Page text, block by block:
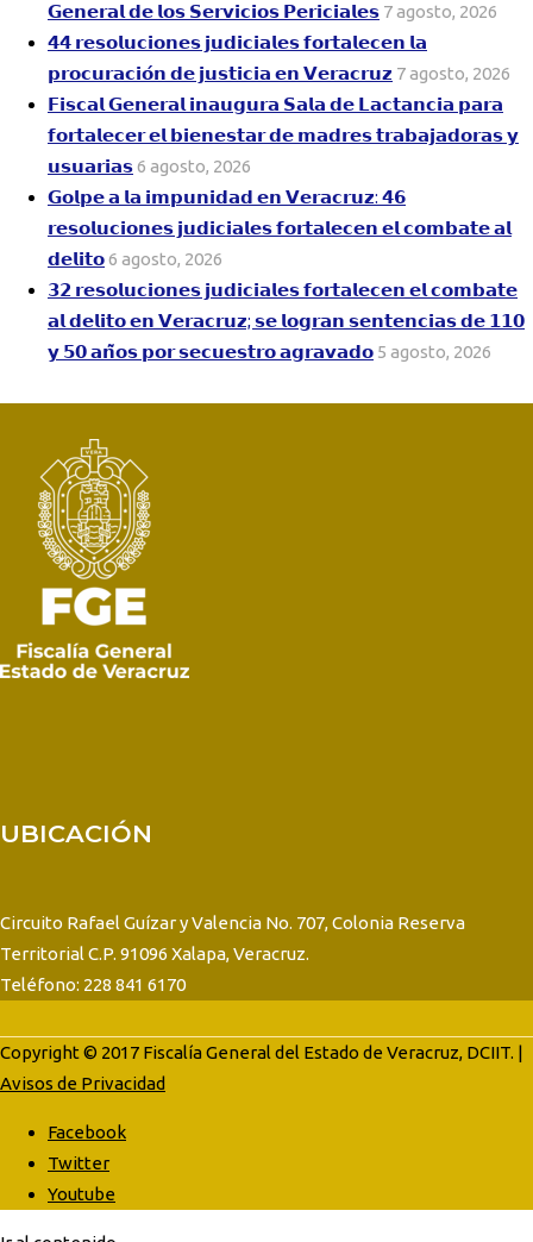
𝗚𝗲𝗻𝗲𝗿𝗮𝗹 𝗱𝗲 𝗹𝗼𝘀 𝗦𝗲𝗿𝘃𝗶𝗰𝗶𝗼𝘀 𝗣𝗲𝗿𝗶𝗰𝗶𝗮𝗹𝗲𝘀 7 agosto, 2026
𝟰𝟰 𝗿𝗲𝘀𝗼𝗹𝘂𝗰𝗶𝗼𝗻𝗲𝘀 𝗷𝘂𝗱𝗶𝗰𝗶𝗮𝗹𝗲𝘀 𝗳𝗼𝗿𝘁𝗮𝗹𝗲𝗰𝗲𝗻 𝗹𝗮
𝗽𝗿𝗼𝗰𝘂𝗿𝗮𝗰𝗶𝗼́𝗻 𝗱𝗲 𝗷𝘂𝘀𝘁𝗶𝗰𝗶𝗮 𝗲𝗻 𝗩𝗲𝗿𝗮𝗰𝗿𝘂𝘇 7 agosto, 2026
𝗙𝗶𝘀𝗰𝗮𝗹 𝗚𝗲𝗻𝗲𝗿𝗮𝗹 𝗶𝗻𝗮𝘂𝗴𝘂𝗿𝗮 𝗦𝗮𝗹𝗮 𝗱𝗲 𝗟𝗮𝗰𝘁𝗮𝗻𝗰𝗶𝗮 𝗽𝗮𝗿𝗮
𝗳𝗼𝗿𝘁𝗮𝗹𝗲𝗰𝗲𝗿 𝗲𝗹 𝗯𝗶𝗲𝗻𝗲𝘀𝘁𝗮𝗿 𝗱𝗲 𝗺𝗮𝗱𝗿𝗲𝘀 𝘁𝗿𝗮𝗯𝗮𝗷𝗮𝗱𝗼𝗿𝗮𝘀 𝘆
𝘂𝘀𝘂𝗮𝗿𝗶𝗮𝘀6 agosto, 2026
𝗚𝗼𝗹𝗽𝗲 𝗮 𝗹𝗮 𝗶𝗺𝗽𝘂𝗻𝗶𝗱𝗮𝗱 𝗲𝗻 𝗩𝗲𝗿𝗮𝗰𝗿𝘂𝘇: 𝟰𝟲
𝗿𝗲𝘀𝗼𝗹𝘂𝗰𝗶𝗼𝗻𝗲𝘀 𝗷𝘂𝗱𝗶𝗰𝗶𝗮𝗹𝗲𝘀 𝗳𝗼𝗿𝘁𝗮𝗹𝗲𝗰𝗲𝗻 𝗲𝗹 𝗰𝗼𝗺𝗯𝗮𝘁𝗲 𝗮𝗹
𝗱𝗲𝗹𝗶𝘁𝗼6 agosto, 2026
𝟯𝟮 𝗿𝗲𝘀𝗼𝗹𝘂𝗰𝗶𝗼𝗻𝗲𝘀 𝗷𝘂𝗱𝗶𝗰𝗶𝗮𝗹𝗲𝘀 𝗳𝗼𝗿𝘁𝗮𝗹𝗲𝗰𝗲𝗻 𝗲𝗹 𝗰𝗼𝗺𝗯𝗮𝘁𝗲
𝗮𝗹 𝗱𝗲𝗹𝗶𝘁𝗼 𝗲𝗻 𝗩𝗲𝗿𝗮𝗰𝗿𝘂𝘇; 𝘀𝗲 𝗹𝗼𝗴𝗿𝗮𝗻 𝘀𝗲𝗻𝘁𝗲𝗻𝗰𝗶𝗮𝘀 𝗱𝗲 𝟭𝟭𝟬
𝘆 𝟱𝟬 𝗮𝗻̃𝗼𝘀 𝗽𝗼𝗿 𝘀𝗲𝗰𝘂𝗲𝘀𝘁𝗿𝗼 𝗮𝗴𝗿𝗮𝘃𝗮𝗱𝗼 5 agosto, 2026
UBICACIÓN
Circuito Rafael Guízar y Valencia No. 707, Colonia Reserva
Territorial C.P. 91096 Xalapa, Veracruz.
Teléfono: 228 841 6170
Copyright © 2017 Fiscalía General del Estado de Veracruz, DCIIT. |
Avisos de Privacidad
Facebook
Twitter
Youtube